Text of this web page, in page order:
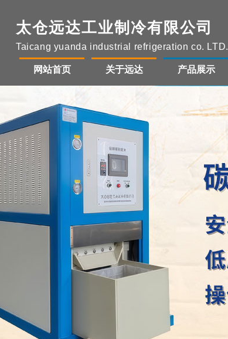
太仓远达工业制冷有限公司
Taicang yuanda industrial refrigeration co. LTD.
网站首页 关于远达 产品展示